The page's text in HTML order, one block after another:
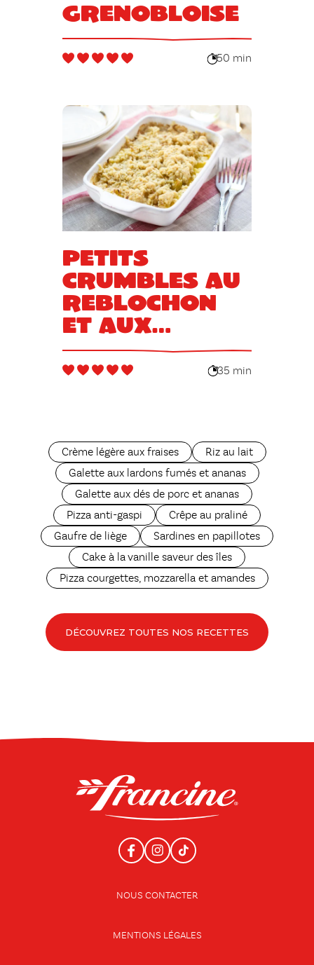
grenobloise
50 min
Petits
crumbles au
reblochon
et aux
pommes
35 min
Crème légère aux fraises
Riz au lait
Galette aux lardons fumés et ananas
Galette aux dés de porc et ananas
Pizza anti-gaspi
Crêpe au praliné
Gaufre de liège
Sardines en papillotes
Cake à la vanille saveur des îles
Pizza courgettes, mozzarella et amandes
DÉCOUVREZ TOUTES NOS RECETTES
NOUS CONTACTER
MENTIONS LÉGALES